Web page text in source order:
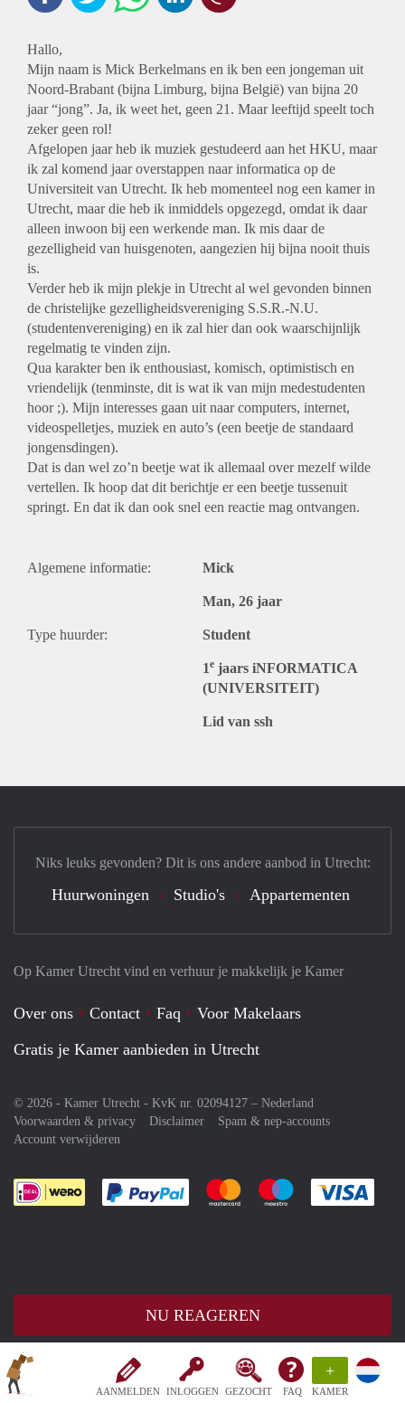
AANMELDEN INLOGGEN GEZOCHT FAQ
+
KAMER
Hallo,
Mijn naam is Mick Berkelmans en ik ben een jongeman uit
Noord-Brabant (bijna Limburg, bijna België) van bijna 20
jaar “jong”. Ja, ik weet het, geen 21. Maar leeftijd speelt toch
zeker geen rol!
Afgelopen jaar heb ik muziek gestudeerd aan het HKU, maar
ik zal komend jaar overstappen naar informatica op de
Universiteit van Utrecht. Ik heb momenteel nog een kamer in
Utrecht, maar die heb ik inmiddels opgezegd, omdat ik daar
alleen inwoon bij een werkende man. Ik mis daar de
gezelligheid van huisgenoten, aangezien hij bijna nooit thuis
is.
Verder heb ik mijn plekje in Utrecht al wel gevonden binnen
de christelijke gezelligheidsvereniging S.S.R.-N.U.
(studentenvereniging) en ik zal hier dan ook waarschijnlijk
regelmatig te vinden zijn.
Qua karakter ben ik enthousiast, komisch, optimistisch en
vriendelijk (tenminste, dit is wat ik van mijn medestudenten
hoor ;). Mijn interesses gaan uit naar computers, internet,
videospelletjes, muziek en auto’s (een beetje de standaard
jongensdingen).
Dat is dan wel zo’n beetje wat ik allemaal over mezelf wilde
vertellen. Ik hoop dat dit berichtje er een beetje tussenuit
springt. En dat ik dan ook snel een reactie mag ontvangen.
Algemene informatie: Mick
Man, 26 jaar
Type huurder: Student
1e jaars iNFORMATICA
(UNIVERSITEIT)
Lid van ssh
NU REAGEREN
Op Kamer Utrecht vind en verhuur je makkelijk je Kamer
Over ons Contact Faq
Voor Makelaars
Gratis je Kamer aanbieden in Utrecht
© 2026 - Kamer Utrecht - KvK nr. 02094127 – Nederland
Voorwaarden & privacy
Disclaimer
Spam & nep-accounts
Account verwijderen
Je rekent gemakkelijk af met Paypal
Je rekent gemakkelijk af met
Je rekent
Niks leuks gevonden? Dit is ons andere aanbod in Utrecht:
Huurwoningen Studio's Appartementen